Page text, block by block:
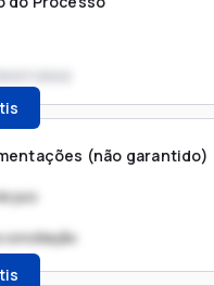
(não garantido)
juiz
conciliação